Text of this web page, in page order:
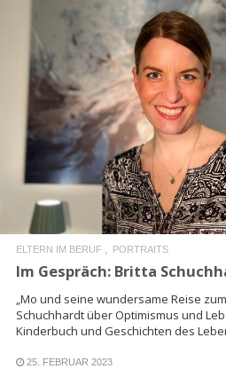
READ
ELTERN IM BERUF PORTRAITS
Im Gespräch: Britta
„Mo und seine wundersame Reise
Schuchhardt über Optimismus und
Kinderbuch und Geschichten des
25. FEBRUAR 2023